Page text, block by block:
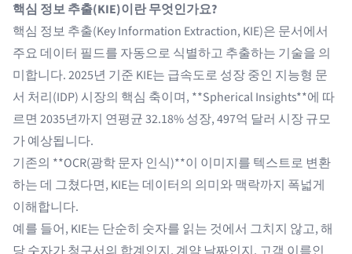
핵심 정보 추출(KIE)이란 무엇인가요?
핵심 정보 추출(Key Information Extraction, KIE)은 문서에서
주요 데이터 필드를 자동으로 식별하고 추출하는 기술을 의
미합니다. 2025년 기준 KIE는 급속도로 성장 중인 지능형 문
서 처리(IDP) 시장의 핵심 축이며, **Spherical Insights**에 따
르면 2035년까지 연평균 32.18% 성장, 497억 달러 시장 규모
가 예상됩니다.
기존의 **OCR(광학 문자 인식)**이 이미지를 텍스트로 변환
하는 데 그쳤다면, KIE는 데이터의 의미와 맥락까지 폭넓게
이해합니다.
예를 들어, KIE는 단순히 숫자를 읽는 것에서 그치지 않고, 해